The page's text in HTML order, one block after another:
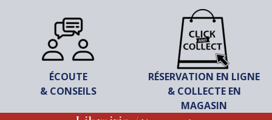
ÉCOUTE
& CONSEILS
RÉSERVATION EN LIGNE
& COLLECTE EN
MAGASIN